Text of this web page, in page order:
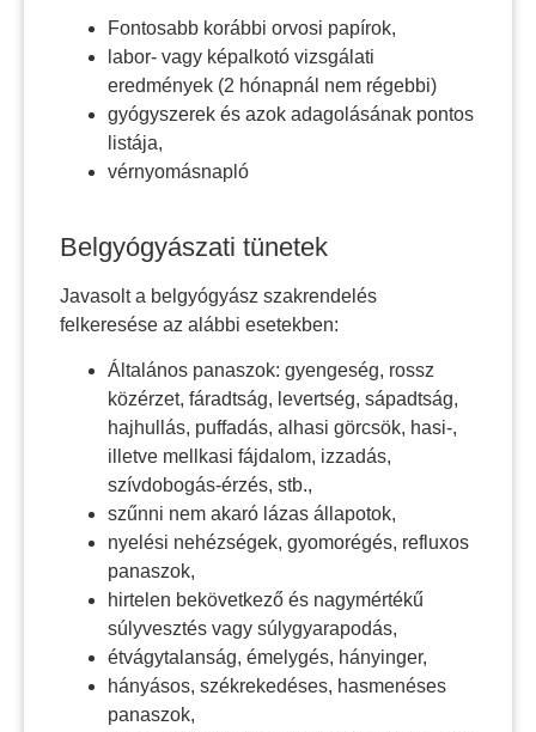
Fontosabb korábbi orvosi papírok,
labor- vagy képalkotó vizsgálati
eredmények (2 hónapnál nem régebbi)
gyógyszerek és azok adagolásának pontos
listája,
vérnyomásnapló
Belgyógyászati tünetek
Javasolt a belgyógyász szakrendelés
felkeresése az alábbi esetekben:
Általános panaszok: gyengeség, rossz
közérzet, fáradtság, levertség, sápadtság,
hajhullás, puffadás, alhasi görcsök, hasi-,
illetve mellkasi fájdalom, izzadás,
szívdobogás-érzés, stb.,
szűnni nem akaró lázas állapotok,
nyelési nehézségek, gyomorégés, refluxos
panaszok,
hirtelen bekövetkező és nagymértékű
súlyvesztés vagy súlygyarapodás,
étvágytalanság, émelygés, hányinger,
hányásos, székrekedéses, hasmenéses
panaszok,